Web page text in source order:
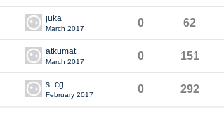
juka
March 2017 0 62
atkumat
March 2017 0 151
s_cg
February 2017 0 292